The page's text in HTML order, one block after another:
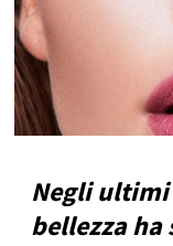
Negli
bellezza